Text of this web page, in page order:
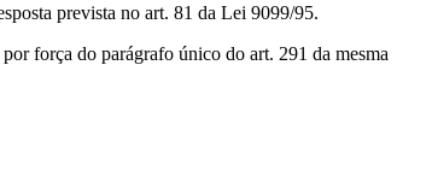
prevista no art. 81 da Lei 9099/95.
força do parágrafo único do art. 291 da mesma